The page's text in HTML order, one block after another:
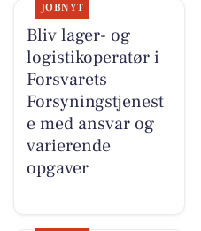
JOBNYT
Bliv lager- og
logistikoperatør i
Forsvarets
Forsyningstjenest
e med ansvar og
varierende
opgaver